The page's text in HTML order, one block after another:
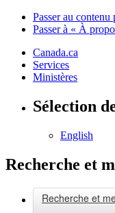
Passer au contenu
Passer à « À
Canada.ca
Services
Ministères
Sélection
English
Recherche et
Recherche et